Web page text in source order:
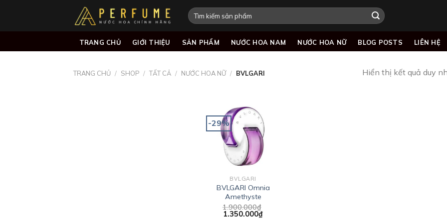
Tìm
kiếm:
TRANG CHỦ GIỚI THIỆU SẢN PHẨM NƯỚC HOA NAM NƯỚC HOA NỮ BLOG POSTS LIÊN HỆ
TRANG CHỦ / SHOP / TẤT CẢ / NƯỚC HOA NỮ / BVLGARI Hiển thị kết quả duy
-29%
Add to
wishlist
BVLGARI
BVLGARI Omnia
Amethyste
1.900.000₫
Giá
1.350.000₫Giá